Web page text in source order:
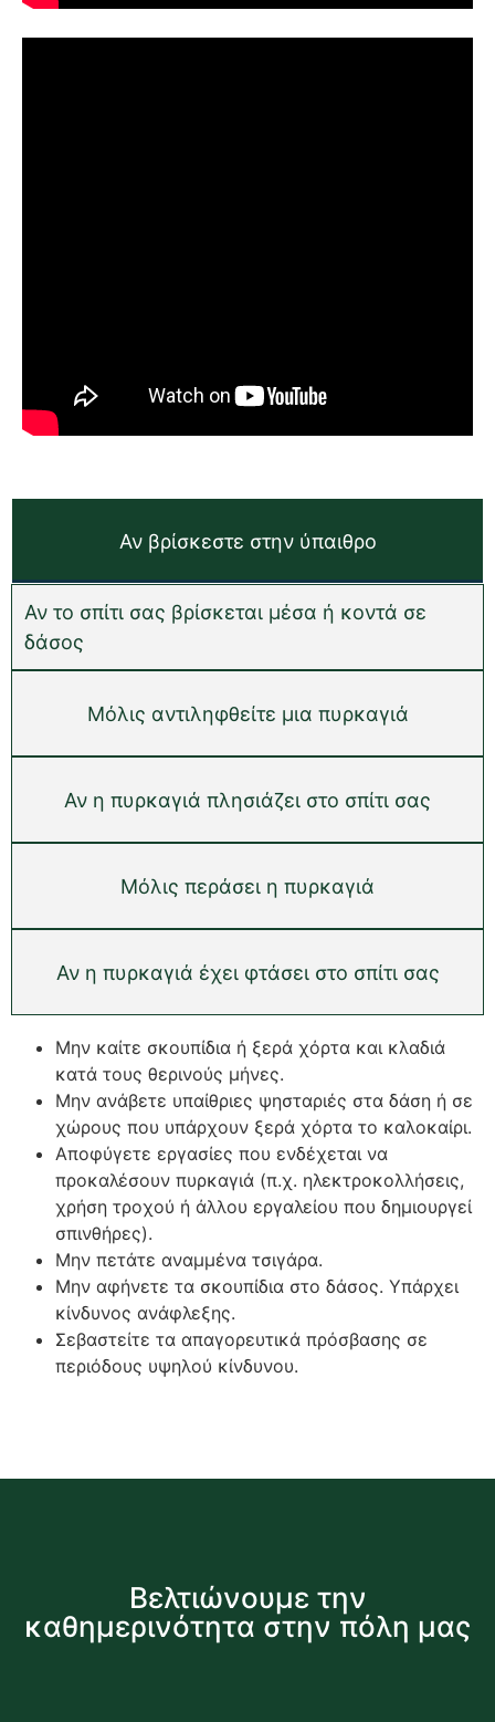
Αν βρίσκεστε στην ύπαιθρο
Αν το σπίτι σας βρίσκεται μέσα ή κοντά σε
δάσος
Μόλις αντιληφθείτε μια πυρκαγιά
Αν η πυρκαγιά πλησιάζει στο σπίτι σας
Μόλις περάσει η πυρκαγιά
Αν η πυρκαγιά έχει φτάσει στο σπίτι σας
Μην καίτε σκουπίδια ή ξερά χόρτα και κλαδιά
κατά τους θερινούς μήνες.
Μην ανάβετε υπαίθριες ψησταριές στα δάση ή σε
χώρους που υπάρχουν ξερά χόρτα το καλοκαίρι.
Αποφύγετε εργασίες που ενδέχεται να
προκαλέσουν πυρκαγιά (π.χ. ηλεκτροκολλήσεις,
χρήση τροχού ή άλλου εργαλείου που δημιουργεί
σπινθήρες).
Μην πετάτε αναμμένα τσιγάρα.
Μην αφήνετε τα σκουπίδια στο δάσος. Υπάρχει
κίνδυνος ανάφλεξης.
Σεβαστείτε τα απαγορευτικά πρόσβασης σε
περιόδους υψηλού κίνδυνου.
Βελτιώνουμε την
καθημερινότητα στην πόλη μας